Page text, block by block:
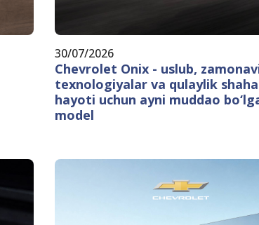
30/07/2026
Chevrolet Onix - uslub,
texnologiyalar va qulaylik
hayoti uchun ayni muddao
model